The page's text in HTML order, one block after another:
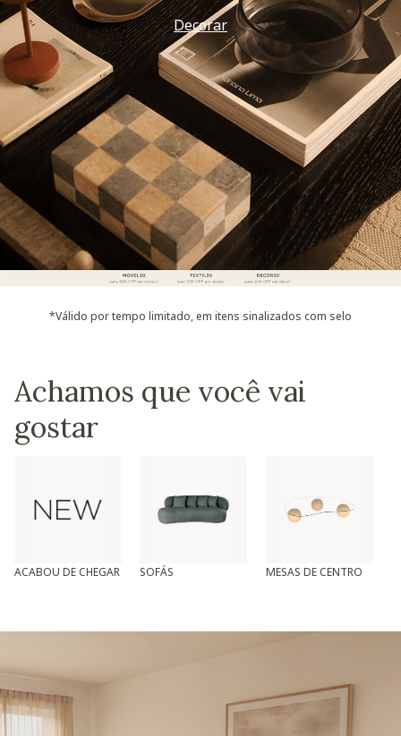
Decorar
*Válido por tempo limitado, em itens sinalizados com selo
Achamos que você vai
gostar
ACABOU DE CHEGAR SOFÁS MESAS DE CENTRO